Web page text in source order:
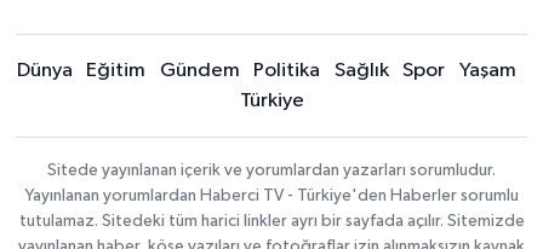
Dünya Eğitim Gündem Politika Sağlık Spor
Yaşam
Türkiye
Sitede yayınlanan içerik ve yorumlardan yazarları sorumludur.
Yayınlanan yorumlardan Haberci TV - Türkiye'den Haberler sorumlu
tutulamaz. Sitedeki tüm harici linkler ayrı bir sayfada açılır. Sitemizde